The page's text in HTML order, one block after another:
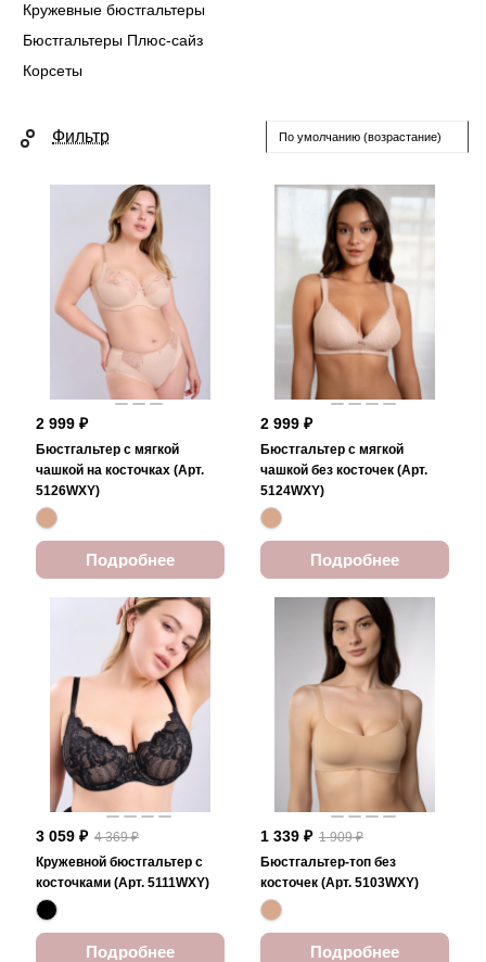
Кружевные бюстгальтеры
Бюстгальтеры Плюс-сайз
Корсеты
Фильтр По умолчанию (возрастание)
2 999 ₽
Бюстгальтер с мягкой
чашкой на косточках (Арт.
5126WXY)
Подробнее
2 999 ₽
Бюстгальтер с мягкой
чашкой без косточек (Арт.
5124WXY)
Подробнее
3 059 ₽ 4 369 ₽
Кружевной бюстгальтер с
косточками (Арт. 5111WXY)
Подробнее
1 339 ₽ 1 909 ₽
Бюстгальтер-топ без
косточек (Арт. 5103WXY)
Подробнее